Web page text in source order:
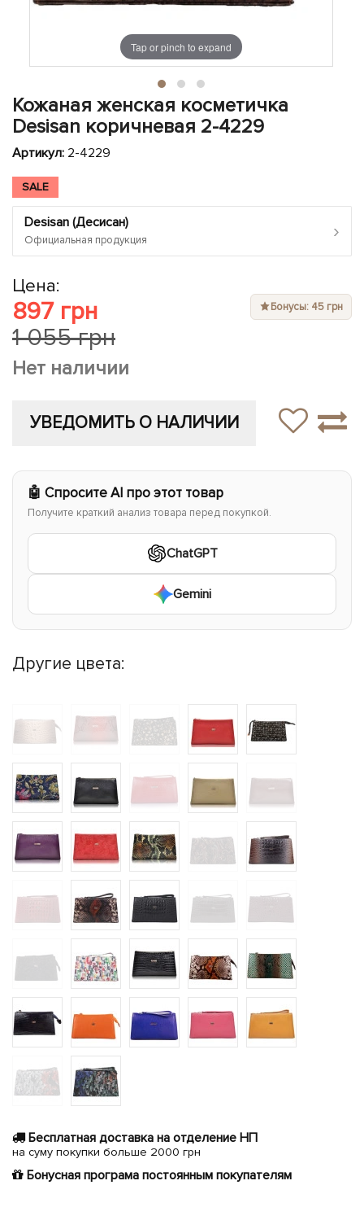
Показать все
Показать все
ЧЕХЛЫ ДЛЯ НОУТБУКОВ
Tap or pinch to expand
Кожаная женская косметичка
Desisan коричневая 2-4229
Артикул: 2-4229
SALE
Desisan (Десисан)
Официальная продукция ›
Цена:
897 грн
1 055 грн
Бонусы: 45 грн
Нет наличии
УВЕДОМИТЬ О НАЛИЧИИ
🤖 Спросите AI про этот товар
Получите краткий анализ товара перед покупкой.
ChatGPT
Gemini
Другие цвета:
Бесплатная доставка на отделение НП
на суму покупки больше 2000 грн
Бонусная програма постоянным покупателям